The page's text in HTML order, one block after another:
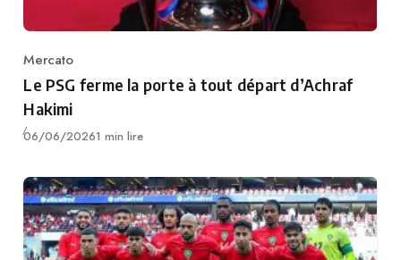
Category
Mercato
Le PSG ferme la porte à tout départ d’Achraf
Hakimi
Publié
06/06/20261 min lire